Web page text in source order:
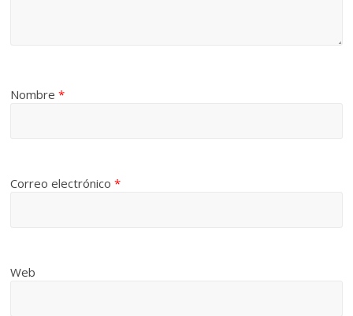
Nombre*
Correo electrónico*
Web